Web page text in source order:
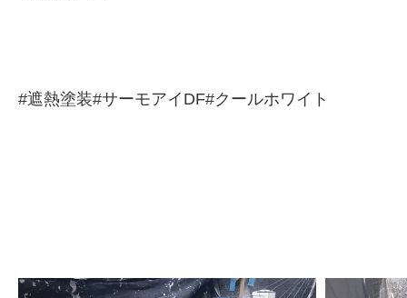
#遮熱塗装#サーモアイDF#クールホワイト